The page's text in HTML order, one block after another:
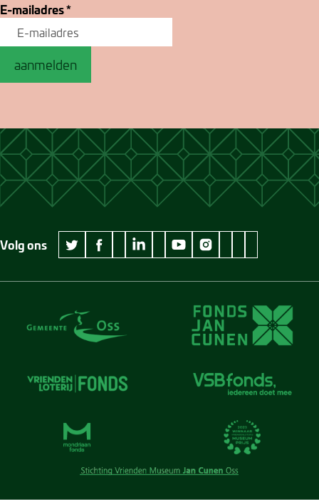
E-mailadres*
aanmelden
Volg ons
twitter Museum Jan Cunen
facebook Museum Jan Cunen
wikipedia Museum Jan Cunen
linkedin Museum Jan Cunen
googleplus Museum Jan Cunen
youtube Museum Jan Cunen
instagram Museum